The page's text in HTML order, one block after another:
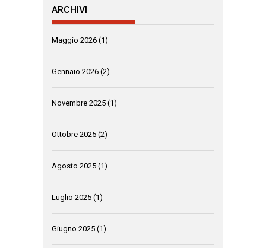
ARCHIVI
Maggio 2026 (1)
Gennaio 2026 (2)
Novembre 2025 (1)
Ottobre 2025 (2)
Agosto 2025 (1)
Luglio 2025 (1)
Giugno 2025 (1)